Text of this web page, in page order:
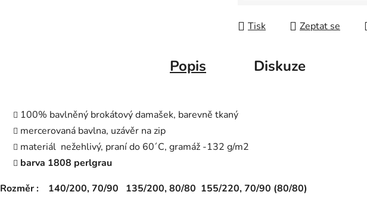
Tisk Zeptat se
Popis Diskuze
100% bavlněný brokátový damašek, barevně tkaný
mercerovaná bavlna, uzávěr na zip
materiál nežehlivý, praní do 60´C, gramáž -132 g/m2
barva 1808 perlgrau
Rozměr : 140/200, 70/90 135/200, 80/80 155/220, 70/90 (80/80)